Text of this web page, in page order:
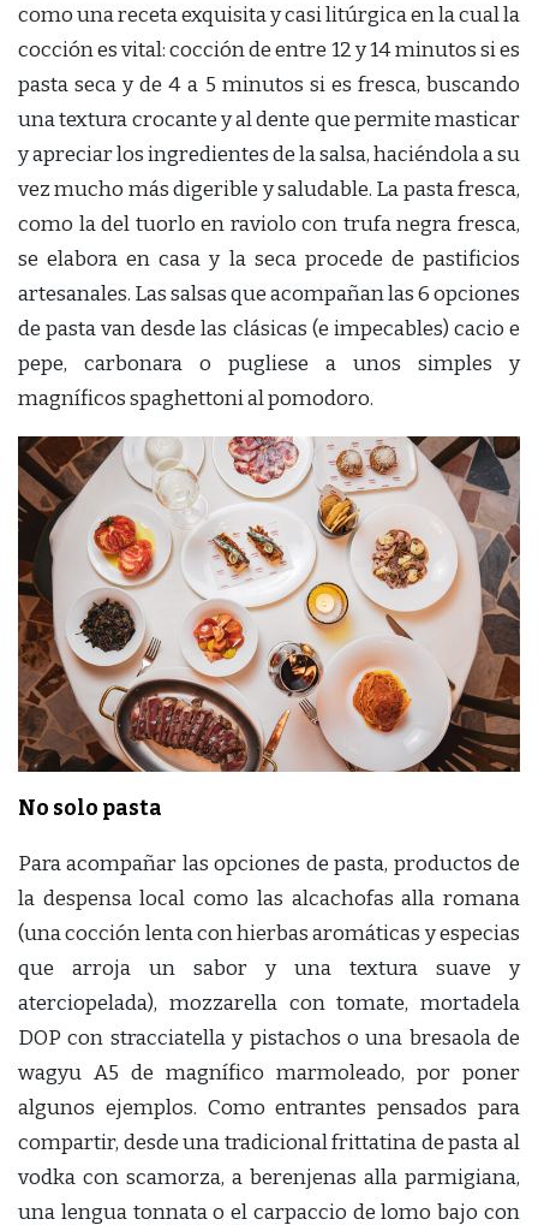
como una receta exquisita y casi litúrgica en la cual la
cocción es vital: cocción de entre 12 y 14 minutos si es
pasta seca y de 4 a 5 minutos si es fresca, buscando
una textura crocante y al dente que permite masticar
y apreciar los ingredientes de la salsa, haciéndola a su
vez mucho más digerible y saludable. La pasta fresca,
como la del tuorlo en raviolo con trufa negra fresca,
se elabora en casa y la seca procede de pastificios
artesanales. Las salsas que acompañan las 6 opciones
de pasta van desde las clásicas (e impecables) cacio e
pepe, carbonara o pugliese a unos simples y
magníficos spaghettoni al pomodoro.
No solo pasta
Para acompañar las opciones de pasta, productos de
la despensa local como las alcachofas alla romana
(una cocción lenta con hierbas aromáticas y especias
que arroja un sabor y una textura suave y
aterciopelada), mozzarella con tomate, mortadela
DOP con stracciatella y pistachos o una bresaola de
wagyu A5 de magnífico marmoleado, por poner
algunos ejemplos. Como entrantes pensados para
compartir, desde una tradicional frittatina de pasta al
vodka con scamorza, a berenjenas alla parmigiana,
una lengua tonnata o el carpaccio de lomo bajo con